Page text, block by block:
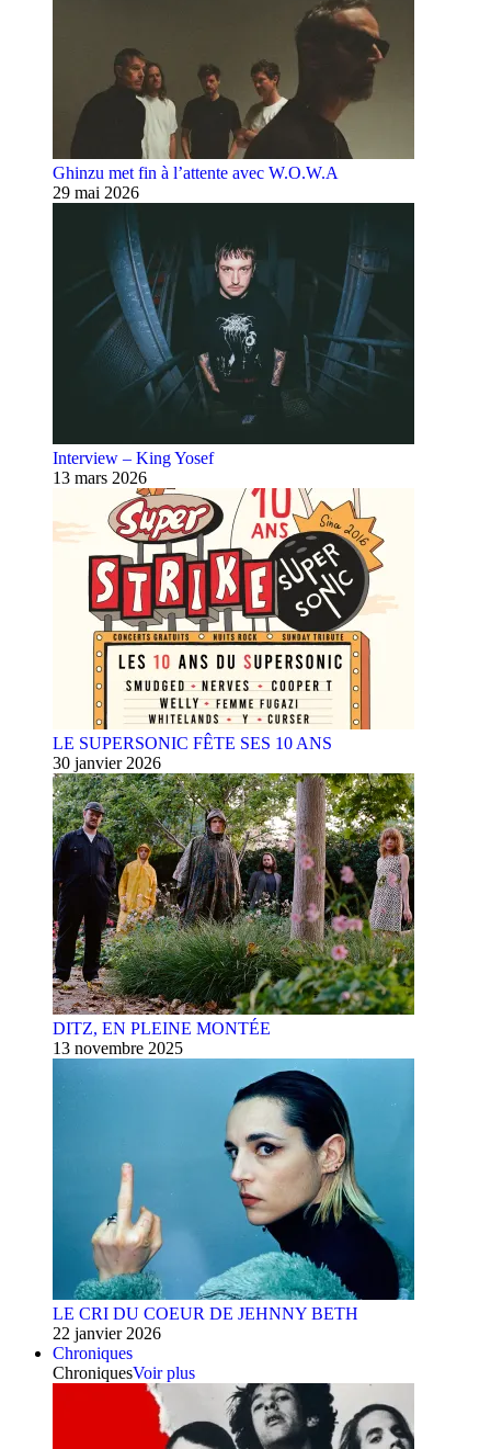
Ghinzu met fin à l’attente avec W.O.W.A
29 mai 2026
Interview – King Yosef
13 mars 2026
LE SUPERSONIC FÊTE SES 10 ANS
30 janvier 2026
DITZ, EN PLEINE MONTÉE
13 novembre 2025
LE CRI DU COEUR DE JEHNNY BETH
22 janvier 2026
Chroniques
ChroniquesVoir plus